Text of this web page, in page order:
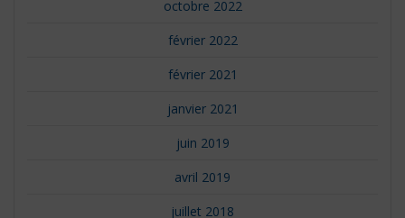
octobre 2022
février 2022
février 2021
janvier 2021
juin 2019
avril 2019
juillet 2018